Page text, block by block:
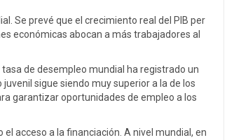
Se prevé que el crecimiento real del PIB per
económicas abocan a más trabajadores al
de desempleo mundial ha registrado un
sigue siendo muy superior a la de los
garantizar oportunidades de empleo a los
acceso a la financiación. A nivel mundial, en